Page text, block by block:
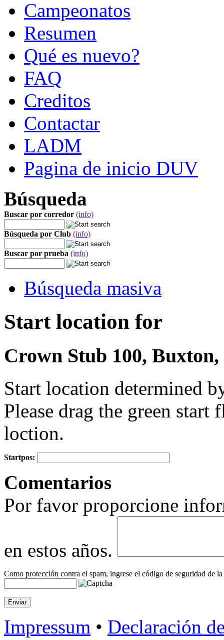
Campeonatos
Resumen
Qué es nuevo?
FAQ
Creditos
Contactar
LADM
Pagina de inicio DUV
Búsqueda
Buscar por corredor (info)
Búsqueda por Club (info)
Buscar por prueba (info)
Búsqueda masiva
Start location for
Crown Stub 100,
Start location determined
Please drag the green start
loction.
−
Startpos:
Comentarios
Por favor proporcione
en estos años.
Como protección contra el spam, ingrese el código de seguridad de
Impressum • Declaración